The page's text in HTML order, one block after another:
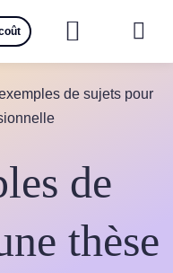
de sujets pour
de
thèse